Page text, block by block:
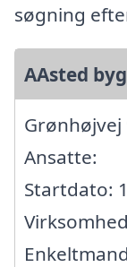
søgning
AAsted byg
Grønhøjvej
Ansatte:
Startdato: